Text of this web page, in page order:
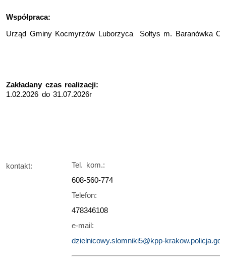
Współpraca:
Urząd Gminy Kocmyrzów Luborzyca Sołtys m. Baranówka
Zakładany czas realizacji:
1.02.2026 do 31.07.2026r
kontakt:
Tel. kom.:
608-560-774
Telefon:
478346108
e-mail:
dzielnicowy.slomniki5@kpp-